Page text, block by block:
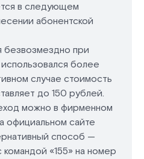
в следующем
абонентской
безвозмездно при
более
случае стоимость
до 150 рублей.
можно в фирменном
официальном сайте
способ —
командой «155» на номер